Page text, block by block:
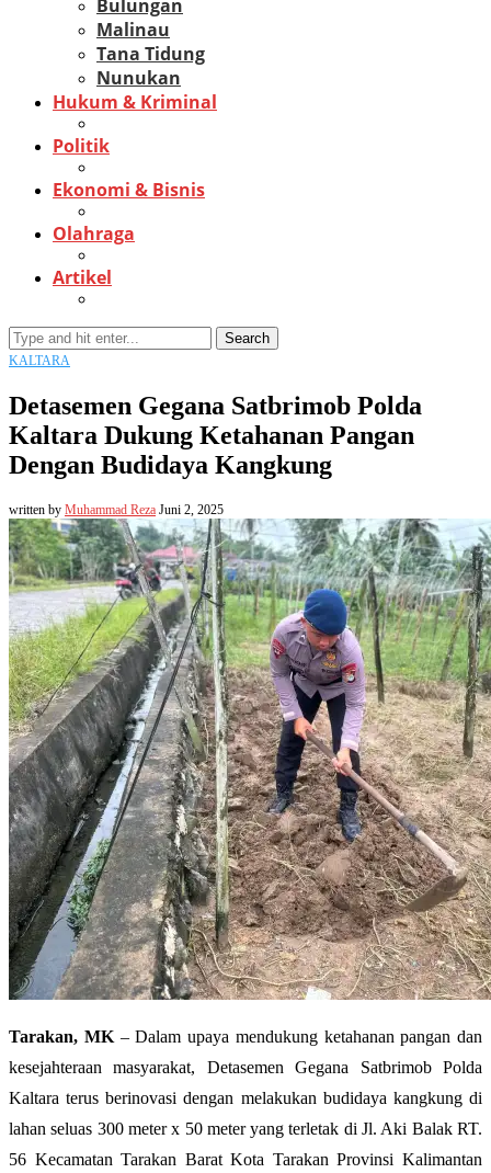
Bulungan
Malinau
Tana Tidung
Nunukan
Hukum & Kriminal
Politik
Ekonomi & Bisnis
Olahraga
Artikel
Search
KALTARA
Detasemen Gegana Satbrimob Polda
Kaltara Dukung Ketahanan Pangan
Dengan Budidaya Kangkung
written by Muhammad Reza Juni 2, 2025
Tarakan, MK– Dalam upaya mendukung ketahanan pangan dan
kesejahteraan masyarakat, Detasemen Gegana Satbrimob Polda
Kaltara terus berinovasi dengan melakukan budidaya kangkung di
lahan seluas 300 meter x 50 meter yang terletak di Jl. Aki Balak RT.
56 Kecamatan Tarakan Barat Kota Tarakan Provinsi Kalimantan